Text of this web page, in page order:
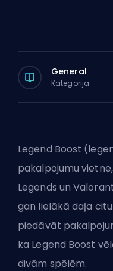
General
Kategorija
Legend Boost
pakalpojumu
Legends un
gan lielākā daļa
piedāvāt
ka Legend Boost
divām spēlēm.